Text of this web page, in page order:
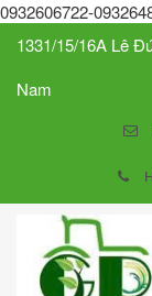
0932606722-
1331/15/16A Lê
Nam